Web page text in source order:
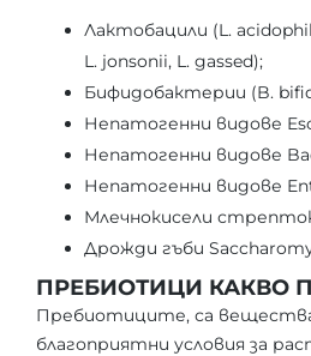
Лактобацили (L.
L. jonsonii, L. gassed);
Бифидобактерии (B.
Непатогенни видове
Непатогенни видове
Непатогенни видове
Млечнокисели
Дрожди гъби
ПРЕБИОТИЦИ КАКВО
Пребиотиците, са
благоприятни условия за